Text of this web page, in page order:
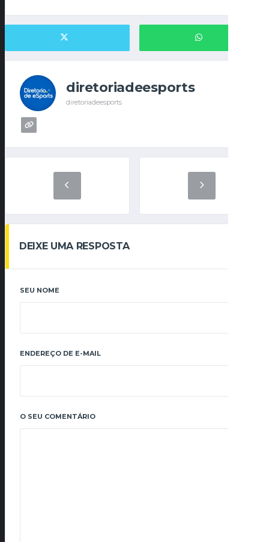
diretoriadeesports
diretoriadeesports
DEIXE UMA RESPOSTA
SEU NOME
ENDEREÇO DE E-MAIL
O SEU COMENTÁRIO